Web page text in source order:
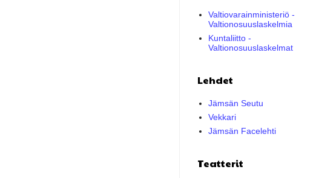
Valtiovarainministeriö -
Valtionosuuslaskelmia
Kuntaliitto -
Valtionosuuslaskelmat
Lehdet
Jämsän Seutu
Vekkari
Jämsän Facelehti
Teatterit